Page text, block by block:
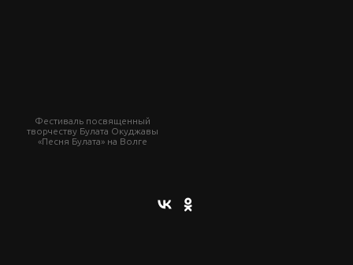
Фестиваль посвященный
творчеству Булата Окуджавы
«Песня Булата» на Волге